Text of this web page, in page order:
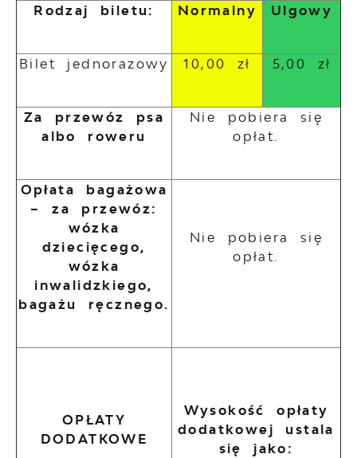
Rodzaj biletu: Normalny Ulgowy
Bilet jednorazowy 10,00 zł 5,00 zł
Za przewóz psa
albo roweru
Nie pobiera się
opłat.
Opłata bagażowa
– za przewóz:
wózka
dziecięcego,
wózka
inwalidzkiego,
bagażu ręcznego.
Nie pobiera się
opłat.
OPŁATY
DODATKOWE
Wysokość opłaty
dodatkowej ustala
się jako: